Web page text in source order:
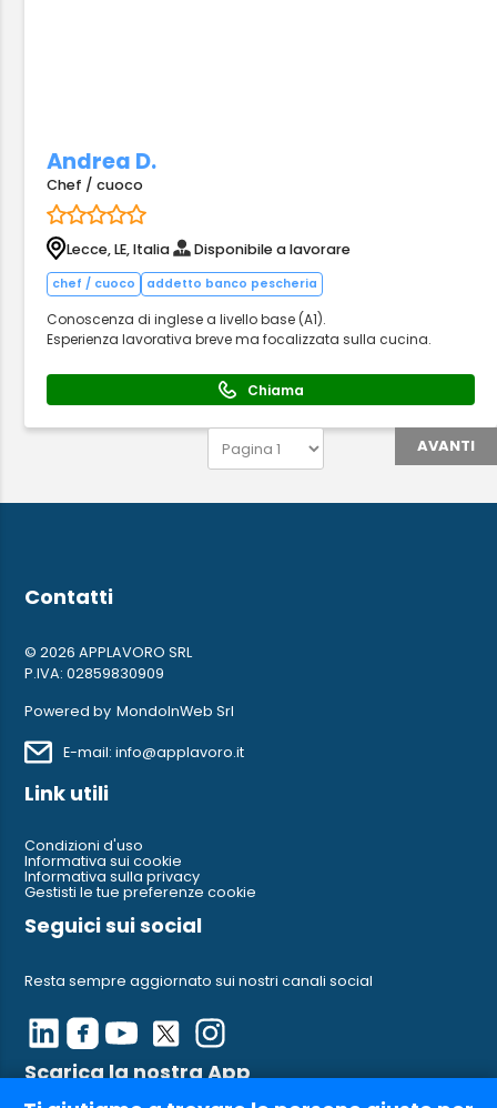
Andrea D.
Chef / cuoco
Lecce, LE, Italia Disponibile a lavorare
chef / cuoco addetto banco pescheria
Conoscenza di inglese a livello base (A1).
Esperienza lavorativa breve ma focalizzata sulla cucina.
Chiama
AVANTI
Contatti
© 2026 APPLAVORO SRL
P.IVA: 02859830909
Powered by MondoInWeb Srl
E-mail: info@applavoro.it
Link utili
Condizioni d'uso
Informativa sui cookie
Informativa sulla privacy
Gestisti le tue preferenze cookie
Seguici sui social
Resta sempre aggiornato sui nostri canali social
Scarica la nostra App